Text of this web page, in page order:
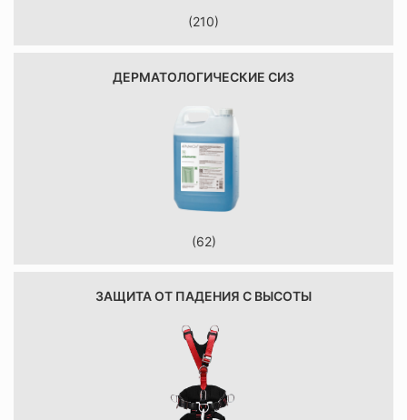
(210)
ДЕРМАТОЛОГИЧЕСКИЕ СИЗ
(62)
ЗАЩИТА ОТ ПАДЕНИЯ С ВЫСОТЫ